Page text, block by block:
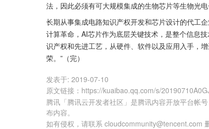
法，因此必须有可大规模集成的生物芯片等生物光
长期从事集成电路知识产权开发和芯片设计的代工
计算革命，AI芯片作为底层关键技术，是整个信息
识产权和先进工艺，从硬件、软件以及应用入手，
荣。”（完）
发表于: 2019-07-10
原文链接 ： https://kuaibao.qq.com/s/
腾讯「腾讯云开发者社区」是腾讯内容开放平台帐
布内容。
如有侵权，请联系 cloudcommunity@tencent.com